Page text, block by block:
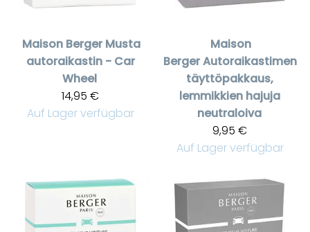
Maison Berger Musta
autoraikastin - Car
Wheel
14,95 €
Auf Lager verfügbar
Maison
BergerAutoraikastimen
täyttöpakkaus,
lemmikkien hajuja
neutraloiva
9,95 €
Auf Lager verfügbar